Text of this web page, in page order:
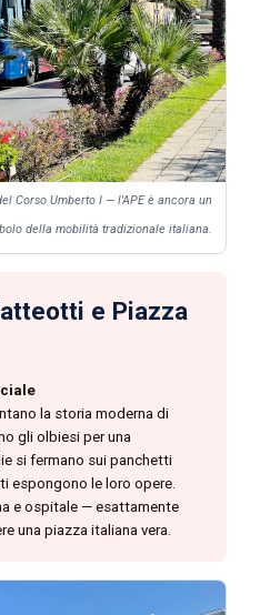
Corso Umberto I — l'APE è ancora un
della mobilità tradizionale italiana.
e Piazza
la storia moderna di
gli olbiesi per una
si fermano sui panchetti
espongono le loro opere.
e ospitale — esattamente
una piazza italiana vera.